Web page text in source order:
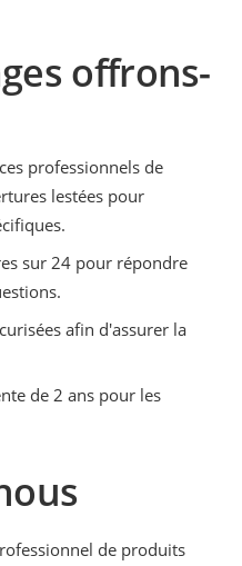
offrons-
professionnels de
lestées pour
sur 24 pour répondre
afin d'assurer la
de 2 ans pour les
de produits